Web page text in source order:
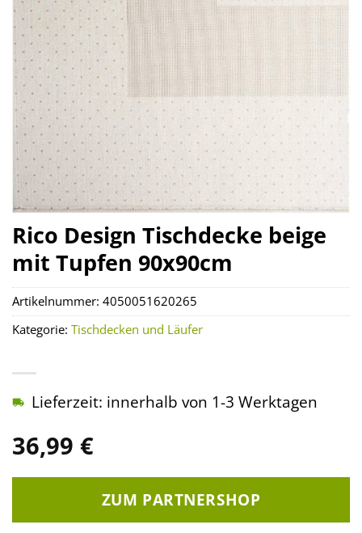
Rico Design Tischdecke beige
mit Tupfen 90x90cm
36,99 €
Lieferzeit: innerhalb von 1-3 Werktagen
ZUM PARTNERSHOP
Artikelnummer: 4050051620265
Kategorie: Tischdecken und Läufer